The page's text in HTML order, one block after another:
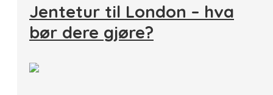
Jentetur til London – hva
bør dere gjøre?